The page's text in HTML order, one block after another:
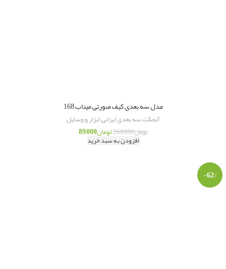
مدل سه بعدی کیف صورتی میناب 168
آبجکت سه بعدی ایرانی,ابزار و وسایل
تومان260,000تومان89,000
افزودن به سبد خرید
-62%